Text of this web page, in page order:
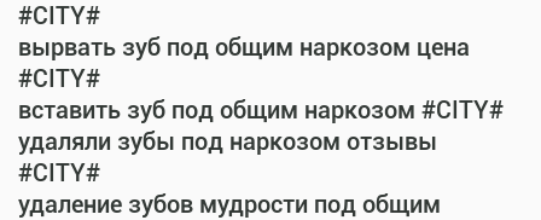
#CITY#
вырвать зуб под общим наркозом цена
#CITY#
вставить зуб под общим наркозом #CITY#
удаляли зубы под наркозом отзывы
#CITY#
удаление зубов мудрости под общим